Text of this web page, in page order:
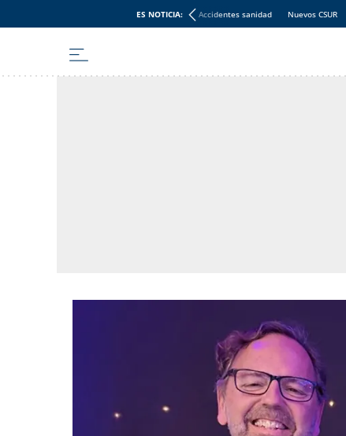
ES NOTICIA: Accidentes sanidad Nuevos CSUR